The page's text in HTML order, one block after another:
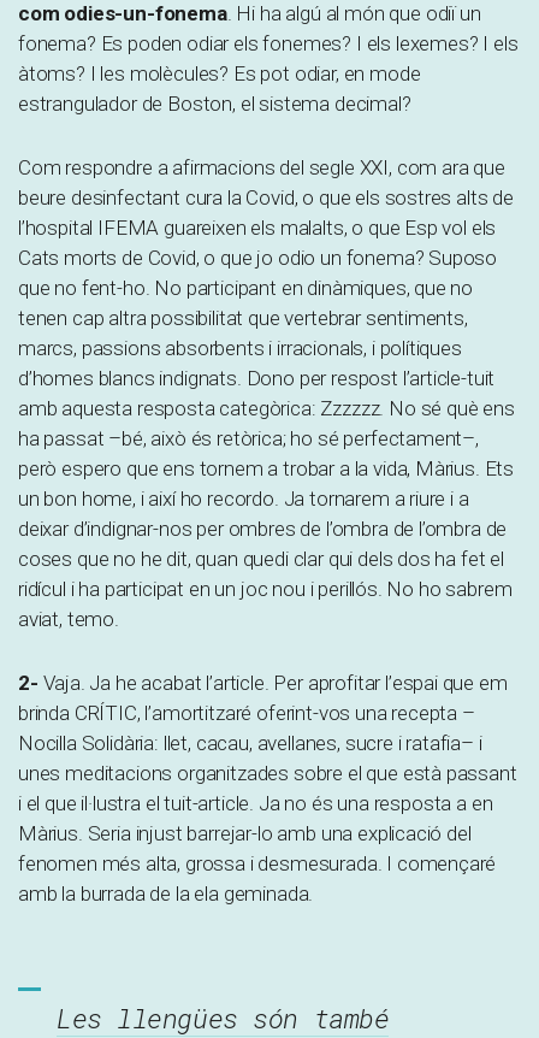
com odies-un-fonema. Hi ha algú al món que odiï un
fonema? Es poden odiar els fonemes? I els lexemes? I els
àtoms? I les molècules? Es pot odiar, en mode
estrangulador de Boston, el sistema decimal?
Com respondre a afirmacions del segle XXI, com ara que
beure desinfectant cura la Covid, o que els sostres alts de
l’hospital IFEMA guareixen els malalts, o que Esp vol els
Cats morts de Covid, o que jo odio un fonema? Suposo
que no fent-ho. No participant en dinàmiques, que no
tenen cap altra possibilitat que vertebrar sentiments,
marcs, passions absorbents i irracionals, i polítiques
d’homes blancs indignats. Dono per respost l’article-tuit
amb aquesta resposta categòrica: Zzzzzz. No sé què ens
ha passat –bé, això és retòrica; ho sé perfectament–,
però espero que ens tornem a trobar a la vida, Màrius. Ets
un bon home, i així ho recordo. Ja tornarem a riure i a
deixar d’indignar-nos per ombres de l’ombra de l’ombra de
coses que no he dit, quan quedi clar qui dels dos ha fet el
ridícul i ha participat en un joc nou i perillós. No ho sabrem
aviat, temo.
2- Vaja. Ja he acabat l’article. Per aprofitar l’espai que em
brinda CRÍTIC, l’amortitzaré oferint-vos una recepta –
Nocilla Solidària: llet, cacau, avellanes, sucre i ratafia– i
unes meditacions organitzades sobre el que està passant
i el que il·lustra el tuit-article. Ja no és una resposta a en
Màrius. Seria injust barrejar-lo amb una explicació del
fenomen més alta, grossa i desmesurada. I començaré
amb la burrada de la ela geminada.
Les llengües són també